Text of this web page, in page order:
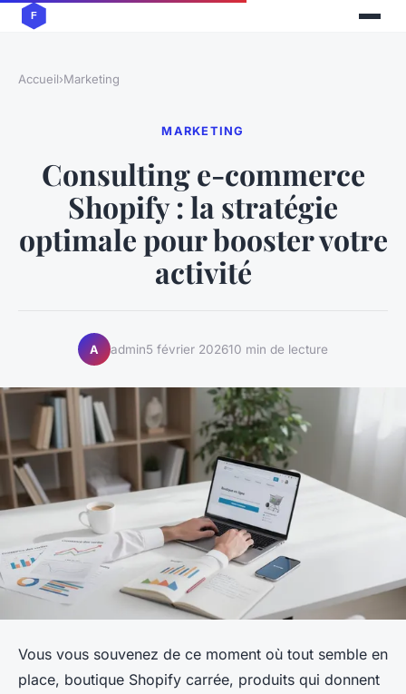
Accueil›Marketing
MARKETING
Consulting e-commerce
Shopify : la stratégie
optimale pour booster votre
activité
A admin5 février 202610 min de lecture
Vous vous souvenez de ce moment où tout semble en
place, boutique Shopify carrée, produits qui donnent